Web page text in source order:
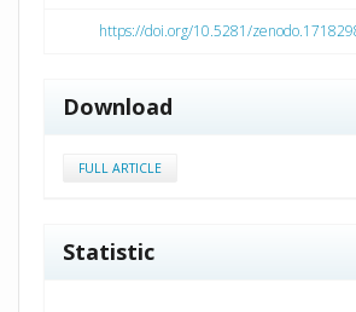
https://doi.org/10.5281/
Download
FULL ARTICLE
Statistic